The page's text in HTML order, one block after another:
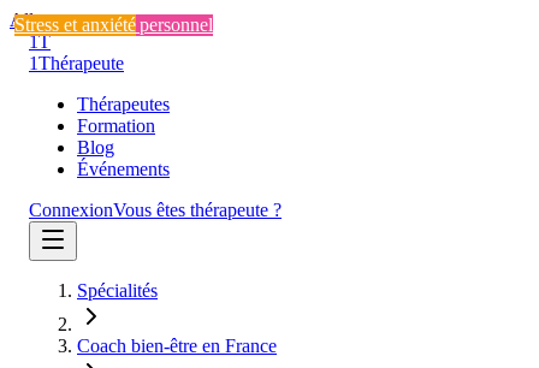
Aller au contenu
1T
1Thérapeute
Thérapeutes
Formation
Blog
Événements
ConnexionVous êtes thérapeute ?
Spécialités
Coach bien-être en France
Stress et anxiété
Développement personnel
Stress et anxiété